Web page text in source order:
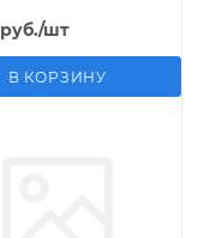
руб./шт
В КОРЗИНУ